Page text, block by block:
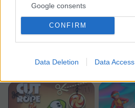
Google consents
CONFIRM
Data Deletion Data Access
Games